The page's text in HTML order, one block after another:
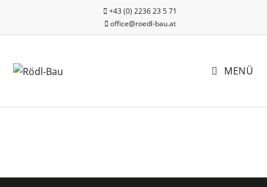
+43 (0) 2236 23 5 71
office@roedl-bau.at
MENÜ